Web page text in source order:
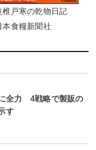
椎戸寒の乾物日記
本食糧新聞社
全力 4戦略で製販の
す